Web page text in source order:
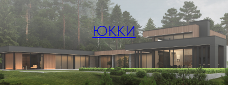
ЮККИ